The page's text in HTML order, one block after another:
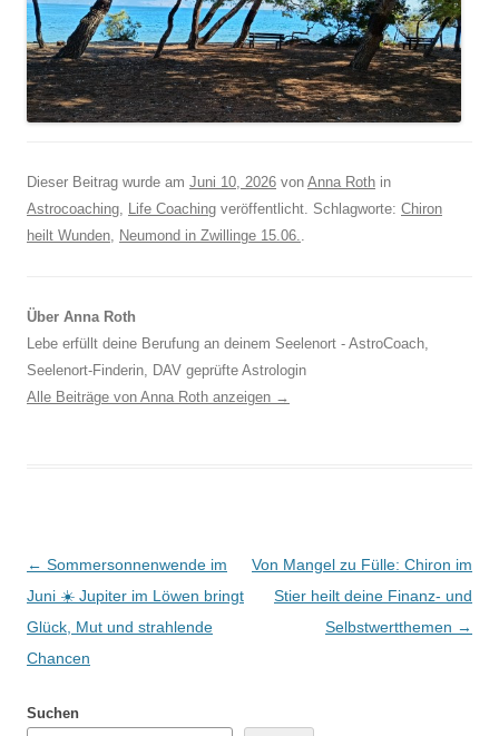
Dieser Beitrag wurde am Juni 10, 2026 von Anna Roth in
Astrocoaching, Life Coaching veröffentlicht. Schlagworte: Chiron
heilt Wunden, Neumond in Zwillinge 15.06..
Über Anna Roth
Lebe erfüllt deine Berufung an deinem Seelenort - AstroCoach,
Seelenort-Finderin, DAV geprüfte Astrologin
Alle Beiträge von Anna Roth anzeigen →
Beitragsnavigation
← Sommersonnenwende im
Juni ☀️ Jupiter im Löwen bringt
Glück, Mut und strahlende
Chancen
Von Mangel zu Fülle: Chiron im
Stier heilt deine Finanz- und
Selbstwertthemen →
Suchen